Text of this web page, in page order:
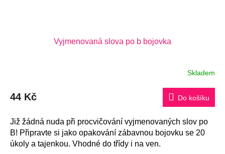
Vyjmenovaná slova po b bojovka
Skladem
44 Kč Do košíku
Již žádná nuda při procvičování vyjmenovaných slov po
B! Připravte si jako opakování zábavnou bojovku se 20
úkoly a tajenkou. Vhodné do třídy i na ven.